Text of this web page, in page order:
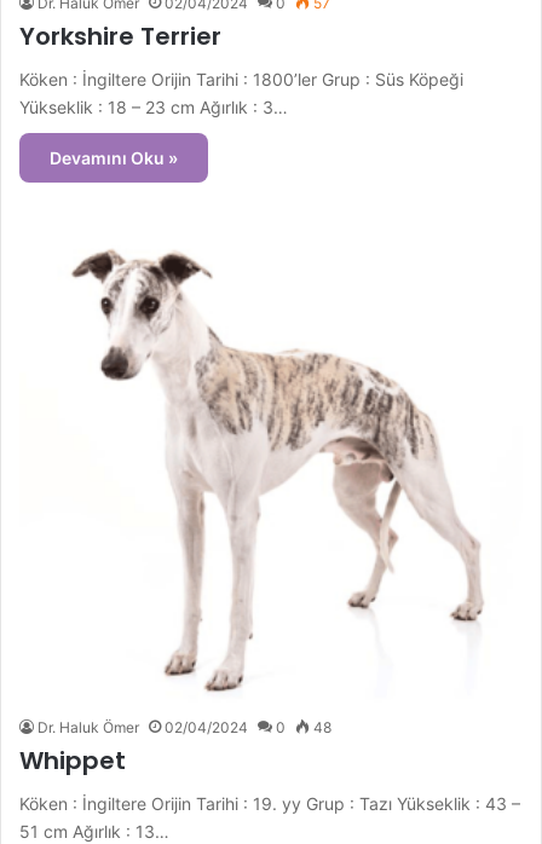
Yorkshire Terrier
Köken : İngiltere Orijin Tarihi : 1800’ler Grup : Süs Köpeği
Yükseklik : 18 – 23 cm Ağırlık : 3…
Devamını Oku »
Dr. Haluk Ömer 02/04/2024 0 48
Whippet
Köken : İngiltere Orijin Tarihi : 19. yy Grup : Tazı Yükseklik : 43 –
51 cm Ağırlık : 13…